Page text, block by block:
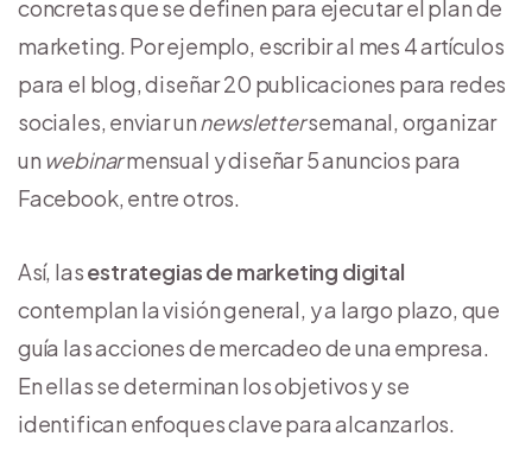
concretas que se definen para ejecutar el plan de
marketing. Por ejemplo, escribir al mes 4 artículos
para el blog, diseñar 20 publicaciones para redes
sociales, enviar unnewslettersemanal, organizar
un webinarmensual y diseñar 5 anuncios para
Facebook, entre otros.
Así, lasestrategias de marketing digital
contemplan la visión general, y a largo plazo, que
guía las acciones de mercadeo de una empresa.
En ellas se determinan los objetivos y se
identifican enfoques clave para alcanzarlos.